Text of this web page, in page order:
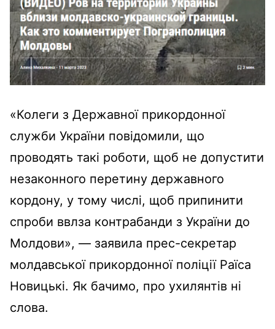
«Колеги з Державної прикордонної
служби України повідомили, що
проводять такі роботи, щоб не допустити
незаконного перетину державного
кордону, у тому числі, щоб припинити
спроби ввлза контрабанди з України до
Молдови», — заявила прес-секретар
молдавської прикордонної поліції Раїса
Новицькі. Як бачимо, про ухилянтів ні
слова.